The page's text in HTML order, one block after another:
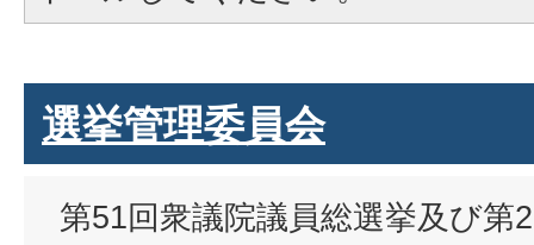
選挙管理委員会
第51回衆議院議員総選挙及び第